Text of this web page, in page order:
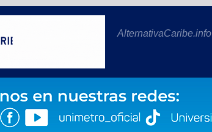
AlternativaCaribe.info